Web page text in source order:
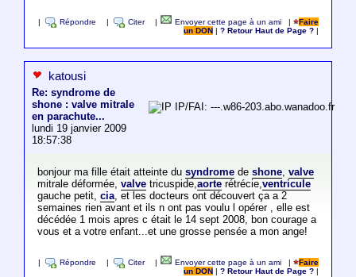
Répondre Citer Envoyer cette page à un ami |
Faire
un DON
|? Retour Haut de Page ?
katousi
Re: syndrome de
shone : valve mitrale
en parachute...
lundi 19 janvier 2009
18:57:38
IP/FAI: ---.w86-203.abo.wanadoo.fr
bonjour ma fille était atteinte du syndromede shone, valve
mitrale déformée, valvetricuspide,aorterétrécie,ventricule
gauche petit, cia, et les docteurs ont découvert ça a 2
semaines rien avant et ils n ont pas voulu l opérer , elle est
décédée 1 mois apres c était le 14 sept 2008, bon courage a
vous et a votre enfant...et une grosse pensée a mon ange!
Répondre Citer Envoyer cette page à un ami |
Faire
un DON
|? Retour Haut de Page ?